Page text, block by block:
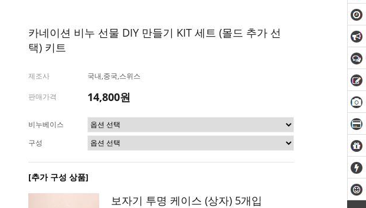
카네이션 비누 선물 DIY 만들기 KIT 세트 (몰드 추가 선
택) 키트
제조사 국내,중국,스위스
판매가격 14,800원
비누베이스
구성
[추가 구성 상품]
보자기 투명 케이스 (상자) 5개입